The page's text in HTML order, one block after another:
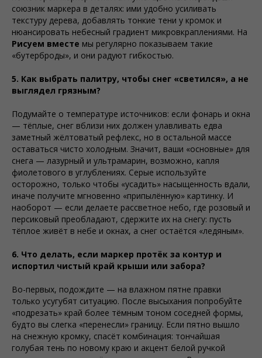
союзник маркера в деталях: ими удобно усиливать
текстуру дерева, добавлять тонкие тени у кромок и
нюансировать небесный градиент микровкраплениями. На
Рисуем вместе мы регулярно показываем такие
«бутерброды», и они радуют гибкостью.
5. Как выбрать палитру, чтобы снег «светился», а не
выглядел грязным?
Подумайте о температуре источников: если фонарь и окна
— тёплые, снег вблизи них должен улавливать едва
заметный жёлтоватый рефлекс, но в остальной массе
оставаться чисто холодным. Значит, ваши «основные» для
снега — лазурный и ультрамарин, возможно, капля
фиолетового в углублениях. Серые используйте
осторожно, только чтобы «усадить» насыщенность вдали,
иначе получите мгновенно «припылённую» картинку. И
наоборот — если делаете рассветное небо, где розовый и
персиковый преобладают, сдержите их на снегу: пусть
тёплое живёт в небе и окнах, а снег остаётся «ледяным».
6. Что делать, если маркер протёк за контур и
испортил чистый край крыши или забора?
Во-первых, подождите — на влажном пятне правки
только усугубят ситуацию. После высыхания попробуйте
«подрезать» край более тёмным тоном соседней формы,
будто вы слегка «перенесли» границу. Если пятно вышло
на снежную кромку, спасёт комбинация: тончайшая
голубая тень по новому краю и акцент белой ручкой